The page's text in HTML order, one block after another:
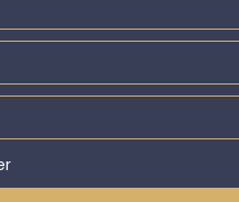
FAITES-